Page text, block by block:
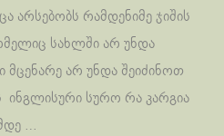
არსებობს რამდენიმე ჯიშის
სახლში არ უნდა
არ უნდა შეიძინოთ
ინგლისური სურო რა კარგია
…